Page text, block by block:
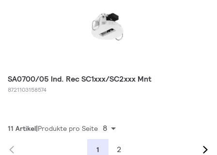
SA0700/05 Ind. Rec SC1xxx/SC2xxx Mnt
8721103158574
11 Artikel Produkte pro Seite 8
1 2